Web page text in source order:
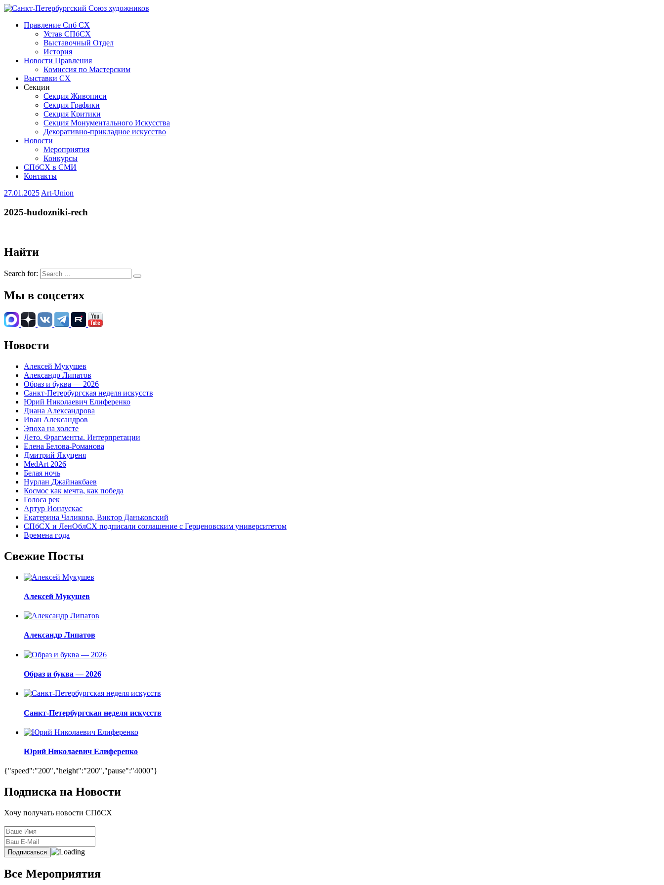
Правление Спб СХ
Устав СПбСХ
Выставочный Отдел
История
Новости Правления
Комиссия по Мастерским
Выставки СХ
Секции
Секция Живописи
Секция Графики
Секция Критики
Секция Монументального Искусства
Декоративно-прикладное искусство
Новости
Мероприятия
Конкурсы
СПбСХ в СМИ
Контакты
27.01.2025 Art-Union
2025-hudozniki-rech
Найти
Search for:
Мы в соцсетях
Новости
Алексей Мукушев
Александр Липатов
Образ и буква — 2026
Санкт-Петербургская неделя искусств
Юрий Николаевич Елиференко
Диана Александрова
Иван Александров
Эпоха на холсте
Лето. Фрагменты. Интерпретации
Елена Белова-Романова
Дмитрий Якуценя
MedArt 2026
Белая ночь
Нурлан Джайнакбаев
Космос как мечта, как победа
Голоса рек
Артур Ионаускас
Екатерина Чаликова, Виктор Даньковский
СПбСХ и ЛенОблСХ подписали соглашение с Герценовским университетом
Времена года
Свежие Посты
Алексей Мукушев
Александр Липатов
Образ и буква — 2026
Санкт-Петербургская неделя искусств
Юрий Николаевич Елиференко
{"speed":"200","height":"200","pause":"4000"}
Подписка на Новости
Хочу получать новости СПбСХ
Все Мероприятия